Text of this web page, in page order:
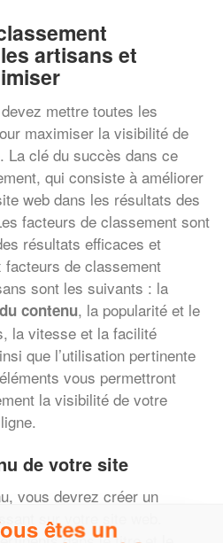
artisans et
mettre toutes les
maximiser la visibilité de
La clé du succès dans ce
qui consiste à améliorer
web dans les résultats des
facteurs de classement sont
résultats efficaces et
de classement
sont les suivants : la
contenu, la popularité et le
la vitesse et la facilité
que l’utilisation pertinente
vous permettront
la visibilité de votre
de votre site
vous devrez créer un
sur votre site web.
êtes un